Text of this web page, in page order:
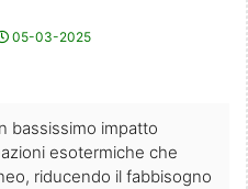
05-03-2025
bassissimo impatto
esotermiche che
riducendo il fabbisogno